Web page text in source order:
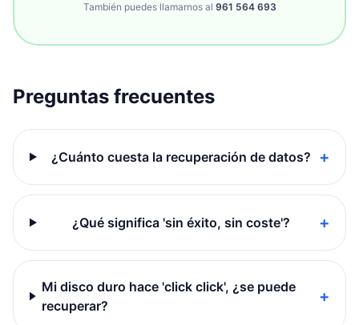
También puedes llamarnos al 961 564 693
Preguntas frecuentes
¿Cuánto cuesta la recuperación de datos? +
¿Qué significa 'sin éxito, sin coste'? +
Mi disco duro hace 'click click', ¿se puede
recuperar?
+